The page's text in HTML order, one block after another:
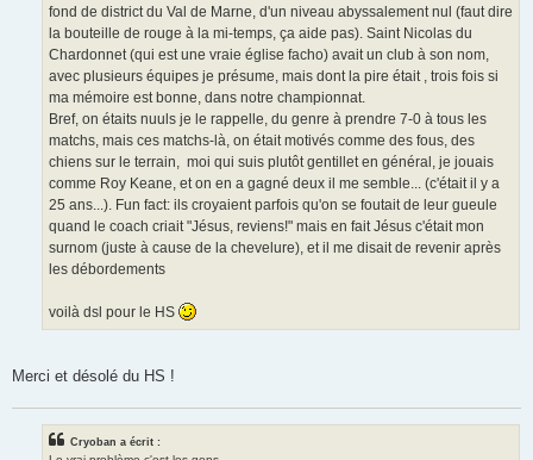
fond de district du Val de Marne, d'un niveau abyssalement nul (faut dire
la bouteille de rouge à la mi-temps, ça aide pas). Saint Nicolas du
Chardonnet (qui est une vraie église facho) avait un club à son nom,
avec plusieurs équipes je présume, mais dont la pire était , trois fois si
ma mémoire est bonne, dans notre championnat.
Bref, on étaits nuuls je le rappelle, du genre à prendre 7-0 à tous les
matchs, mais ces matchs-là, on était motivés comme des fous, des
chiens sur le terrain, moi qui suis plutôt gentillet en général, je jouais
comme Roy Keane, et on en a gagné deux il me semble... (c'était il y a
25 ans...). Fun fact: ils croyaient parfois qu'on se foutait de leur gueule
quand le coach criait "Jésus, reviens!" mais en fait Jésus c'était mon
surnom (juste à cause de la chevelure), et il me disait de revenir après
les débordements
voilà dsl pour le HS
Merci et désolé du HS !
Cryoban a écrit :